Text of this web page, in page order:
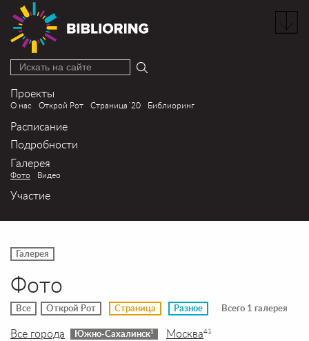
Искать на сайте
Проекты
О нас Открой Рот Страница´20 Библиоринг
Расписание
Подробности
Галерея
Фото Видео
Участие
Галерея
Фото
Все Открой Рот Страница Разное Всего 1 галерея
Все города Южно-Сахалинск1 Москва41